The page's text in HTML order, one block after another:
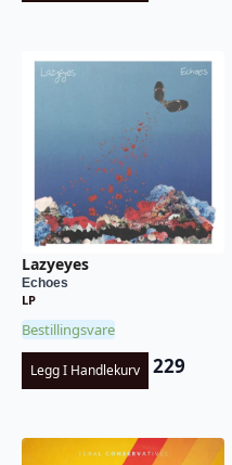
Lazyeyes
Echoes
LP
Bestillingsvare
Legg I Handlekurv 229